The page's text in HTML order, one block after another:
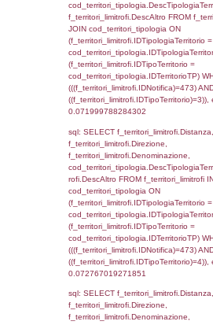
sql: SELECT *
IDNotifica=473,
sql: SELECT
StatoIspezione,
'%d/%m/%Y') as
DataChiusura,
'%d/%m/%Y') as
WHERE
sql: SELECT
FROM